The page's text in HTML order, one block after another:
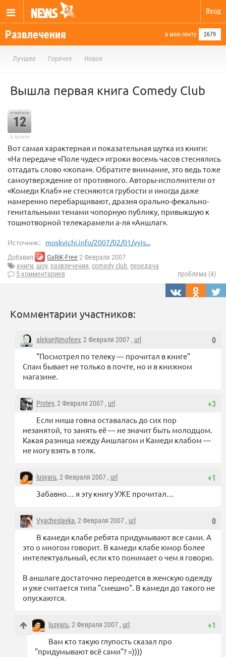
Вход
Развлечения в мою ленту 2679
Лучшее Горячее Новое
Вышла первая книга Comedy Club
отметили
12
в архиве
Вот самая характерная и показательная шутка из книги:
«На передаче «Поле чудес» игроки восемь часов стеснялись
отгадать слово «жопа»». Обратите внимание, это ведь тоже
самоутверждение от противного. Авторы-исполнители от
«Комеди Клаб» не стесняются грубости и иногда даже
намеренно перебарщивают, дразня орально-фекально-
генитальными темами чопорную публику, привыкшую к
тошнотворной телекарамели а-ля «Аншлаг».
Источник: moskvichi.info/2007/02/01/vyis...
Добавил GaRiK-Free 2 Февраля 2007
книги, шоу, развлечения, comedy club, передача
5 комментариев
проблема (4)
Комментарии участников:
0
aleksejtimofeev, 2 Февраля 2007 , url
"Посмотрел по телеку — прочитал в книге"
Спам бывает не только в почте, но и в книжном
магазине.
+3
Protey, 2 Февраля 2007 , url
Если ниша говна оставалась до сих пор
незанятой, то занять её — не значит быть молодцом.
Какая разница между Аншлагом и Камеди клабом —
не могу взять в толк.
+1
lusyaru, 2 Февраля 2007 , url
Забавно… я эту книгу УЖЕ прочитал…
0
Vyacheslavka, 2 Февраля 2007 , url
В камеди клабе ребята придумывают все сами. А
это о многом говорит. В камеди клабе юмор более
интелектуальный, если кто понимает о чем я говорю.
В аншлаге достаточно переодется в женскую одежду
и уже считается типа "смешно". В камеди до такого не
опускаются.
+1
lusyaru, 2 Февраля 2007 , url
Вам кто такую глупость сказал про
"придумывают всё сами"? =))))